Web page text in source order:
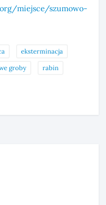
miejsce/szumowo-
eksterminacja
groby
rabin